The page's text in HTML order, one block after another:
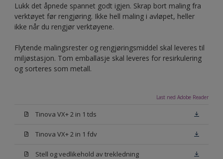
Lukk det åpnede spannet godt igjen. Skrap bort maling fra
verktøyet før rengjøring. Ikke hell maling i avløpet, heller
ikke når du rengjør verktøyene.
Flytende malingsrester og rengjøringsmiddel skal leveres til
miljøstasjon. Tom emballasje skal leveres for resirkulering
og sorteres som metall.
Last ned Adobe Reader
Tinova VX+ 2 in 1 tds
Tinova VX+ 2 in 1 fdv
Stell og vedlikehold av trekledning